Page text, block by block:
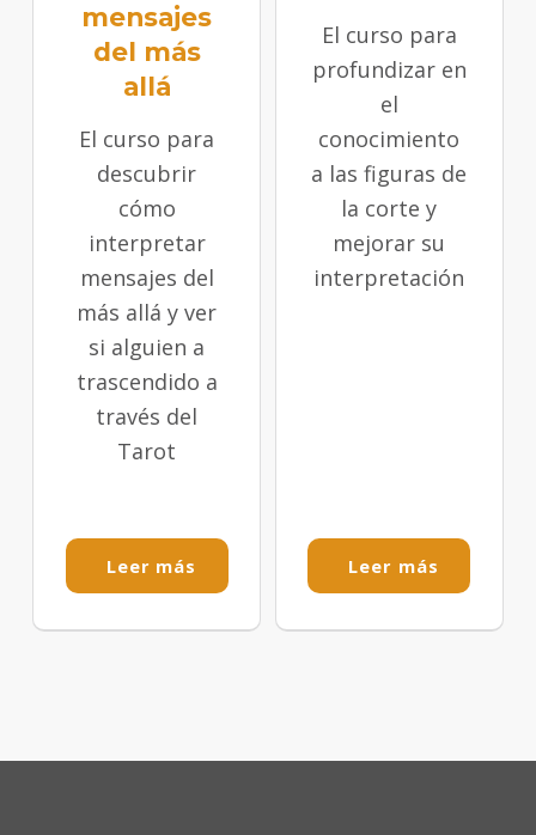
mensajes
del más
allá
El curso para
descubrir
cómo
interpretar
mensajes del
más allá y ver
si alguien a
trascendido a
través del
Tarot
Leer más
El curso para
profundizar en
el
conocimiento
a las figuras de
la corte y
mejorar su
interpretación
Leer más